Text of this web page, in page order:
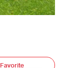
Favorite